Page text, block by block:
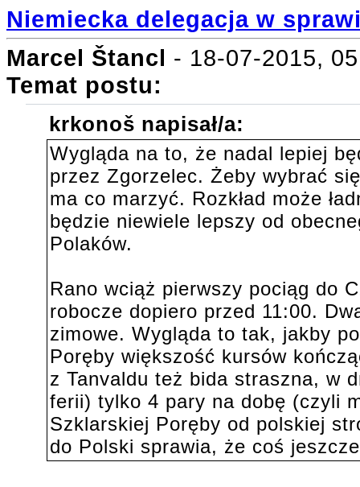
Niemiecka delegacja w
Marcel Štancl - 18-07-2015,
Temat postu:
krkonoš napisał/a:
Wygląda na to, że nadal lepiej
przez Zgorzelec. Żeby wybrać
ma co marzyć. Rozkład może
będzie niewiele lepszy od
Polaków.
Rano wciąż pierwszy pociąg do
robocze dopiero przed 11:00.
zimowe. Wygląda to tak, jakby
Poręby większość kursów
z Tanvaldu też bida straszna, w
ferii) tylko 4 pary na dobę (czyli
Szklarskiej Poręby od polskiej
do Polski sprawia, że coś